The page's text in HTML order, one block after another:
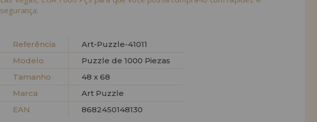
segurança.
Referência
Art-Puzzle-41011
Modelo
Puzzle de 1000 Piezas
Tamanho
48 x 68
Marca
Art Puzzle
EAN
8682450148130